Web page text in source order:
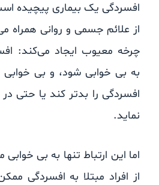
افسردگی یک بیماری پیچیده
از علائم جسمی و روانی همراه
چرخه معیوب ایجاد می‌کند:
به بی خوابی شود، و بی خوابی به
افسردگی را بدتر کند یا حتی در
نماید.
اما این ارتباط تنها به بی خوابی
از افراد مبتلا به افسردگی